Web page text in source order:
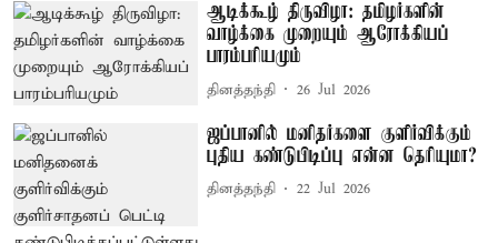
ஆடிக்கூழ் திருவிழா: தமிழர்களின்
வாழ்க்கை முறையும் ஆரோக்கியப்
பாரம்பரியமும்
தினத்தந்தி 26 Jul 2026
ஜப்பானில் மனிதர்களை குளிர்விக்கும்
புதிய கண்டுபிடிப்பு என்ன தெரியுமா?
தினத்தந்தி 22 Jul 2026